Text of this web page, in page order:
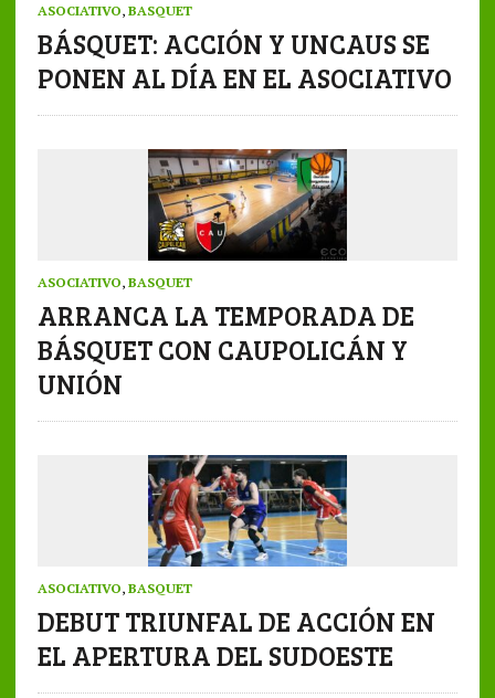
ASOCIATIVO, BASQUET
BÁSQUET: ACCIÓN Y UNCAUS SE
PONEN AL DÍA EN EL ASOCIATIVO
ASOCIATIVO, BASQUET
ARRANCA LA TEMPORADA DE
BÁSQUET CON CAUPOLICÁN Y
UNIÓN
ASOCIATIVO, BASQUET
DEBUT TRIUNFAL DE ACCIÓN EN
EL APERTURA DEL SUDOESTE